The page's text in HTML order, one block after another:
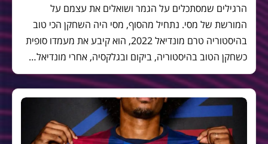
הרגילים שמסתכלים על הגמר ושואלים את עצמם על
המורשת של מסי. נתחיל מהסוף, מסי היה השחקן הכי טוב
בהיסטוריה טרם מונדיאל 2022, הוא קיבע את מעמדו סופית
כשחקן הטוב בהיסטוריה, ביקום ובגלקסיה, אחרי מונדיאל…